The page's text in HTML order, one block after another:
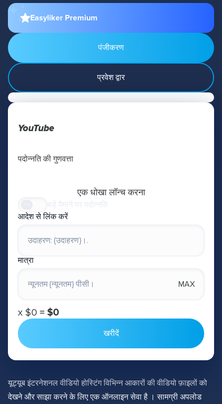
Easyliker Premium
पंजीकरण
प्रवेश द्वार
YouTube
पदोन्नति की गुणवत्ता
एक धोखा लॉन्च करना
आदेश से लिंक करें
मात्रा
MAX
х $0 = $0
खरीदें
यूट्यूब इंटरनेशनल वीडियो होस्टिंग विभिन्न आकारों की वीडियो फ़ाइलों को
देखने और साझा करने के लिए एक ऑनलाइन सेवा है । सामग्री अपलोड